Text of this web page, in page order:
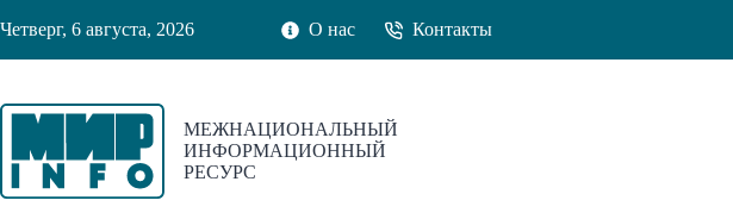
к
Четверг, 6 августа, 2026 О нас Контакты
МЕЖНАЦИОНАЛЬНЫЙ
ИНФОРМАЦИОННЫЙ
РЕСУРС